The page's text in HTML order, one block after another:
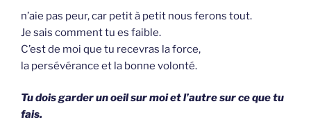
n’aie pas peur, car petit à petit nous ferons tout.
Je sais comment tu es faible.
C’est de moi que tu recevras la force,
la persévérance et la bonne volonté.
Tu dois garder un oeil sur moi et l’autre sur ce que tu
fais.